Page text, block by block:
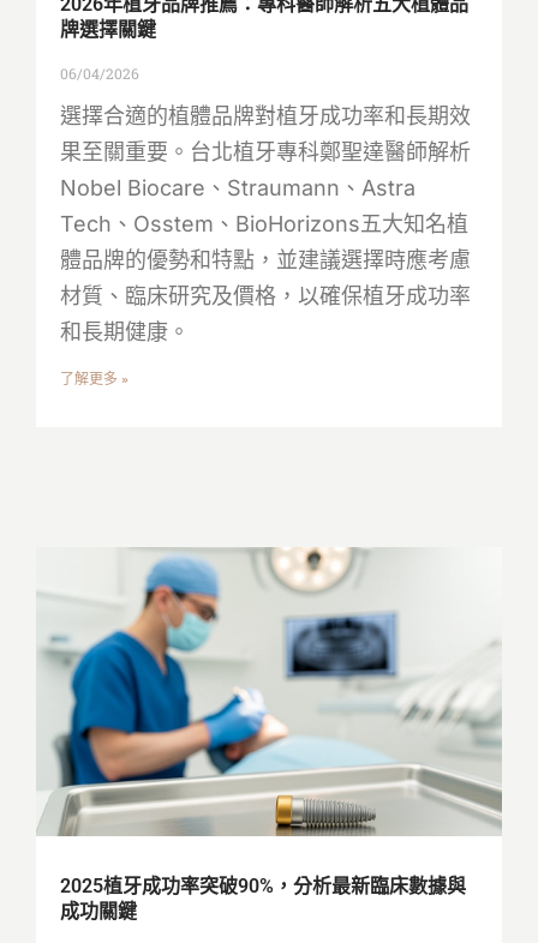
2026年植牙品牌推薦：專科醫師解析五大植體品
牌選擇關鍵
06/04/2026
選擇合適的植體品牌對植牙成功率和長期效
果至關重要。台北植牙專科鄭聖達醫師解析
Nobel Biocare、Straumann、Astra
Tech、Osstem、BioHorizons五大知名植
體品牌的優勢和特點，並建議選擇時應考慮
材質、臨床研究及價格，以確保植牙成功率
和長期健康。
了解更多 »
2025植牙成功率突破90%，分析最新臨床數據與
成功關鍵